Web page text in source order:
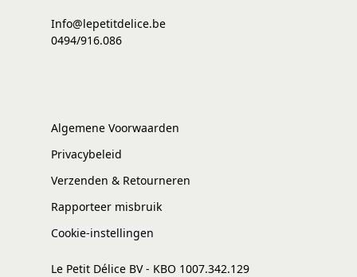
Info@lepetitdelice.be
0494/916.086
Algemene Voorwaarden
Privacybeleid
Verzenden & Retourneren
Rapporteer misbruik
Cookie-instellingen
Le Petit Délice BV - KBO 1007.342.129